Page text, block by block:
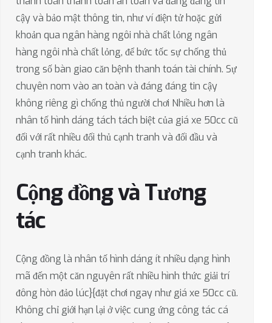
cậy và bảo mật thông tin, như ví điện tử hoặc gửi
khoản qua ngân hàng ngôi nhà chất lỏng ngân
hàng ngôi nhà chất lỏng, để bức tốc sự chống thủ
trong số bàn giao căn bệnh thanh toán tài chính. Sự
chuyên nom vào an toàn và đáng đáng tin cậy
không riêng gì chống thủ người chơi Nhiều hơn là
nhân tố hình dáng tách tách biệt của giá xe 50cc cũ
đối với rất nhiều đối thủ cạnh tranh và đối đầu và
cạnh tranh khác.
Cộng đồng và Tương
tác
Cộng đồng là nhân tố hình dáng ít nhiều dạng hình
mã đến một căn nguyên rất nhiều hình thức giải trí
đông hòn đảo lúc}{đặt chơi ngay như giá xe 50cc cũ.
Không chỉ giới hạn lại ở việc cung ứng công tác cá